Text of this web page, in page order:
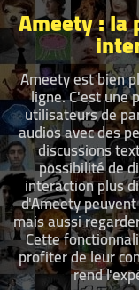
Ameety : la
Ameety est bien
ligne. C'est une
utilisateurs de
audios avec des
discussions
possibilité de
interaction plus
d'Ameety
mais aussi
Cette
profiter de leur
rend